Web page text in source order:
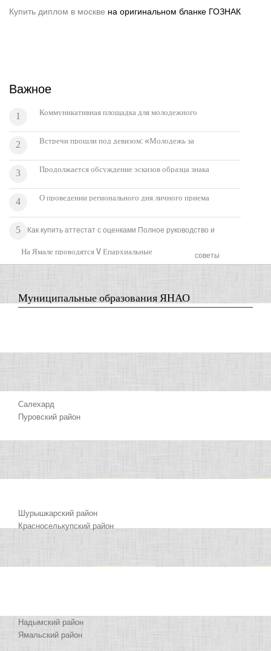
Купить диплом в москве на оригинальном бланке ГОЗНАК
Важное
1
Коммуникативная площадка для молодежного
2
Встречи прошли под девизом: «Молодежь за
3
Продолжается обсуждение эскизов образца знака
4
О проведении регионального дня личного приема
5 Как купить аттестат с оценками Полное руководство и
советы
На Ямале проводятся V Епархиальные
Рождественские образовательные чтения
Муниципальные образования ЯНАО
Салехард
Пуровский район
Шурышкарский район
Красноселькупский район
Надымский район
Ямальский район